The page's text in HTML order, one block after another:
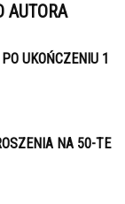
AUTORA
UKOŃCZENIU 1
NA 50-TE